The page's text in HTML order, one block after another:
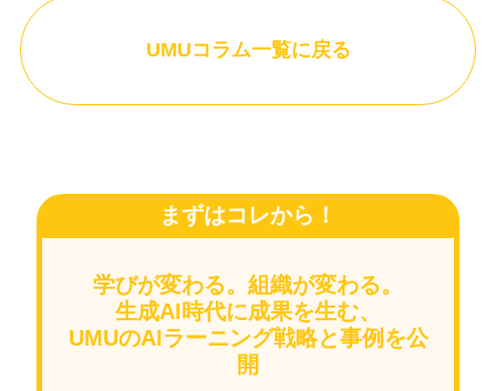
UMUコラム一覧に戻る
まずはコレから！
学びが変わる。組織が変わる。
生成AI時代に成果を生む、
UMUのAIラーニング戦略と事例を公
開